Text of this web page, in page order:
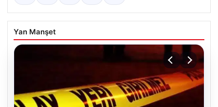
Yan Manşet